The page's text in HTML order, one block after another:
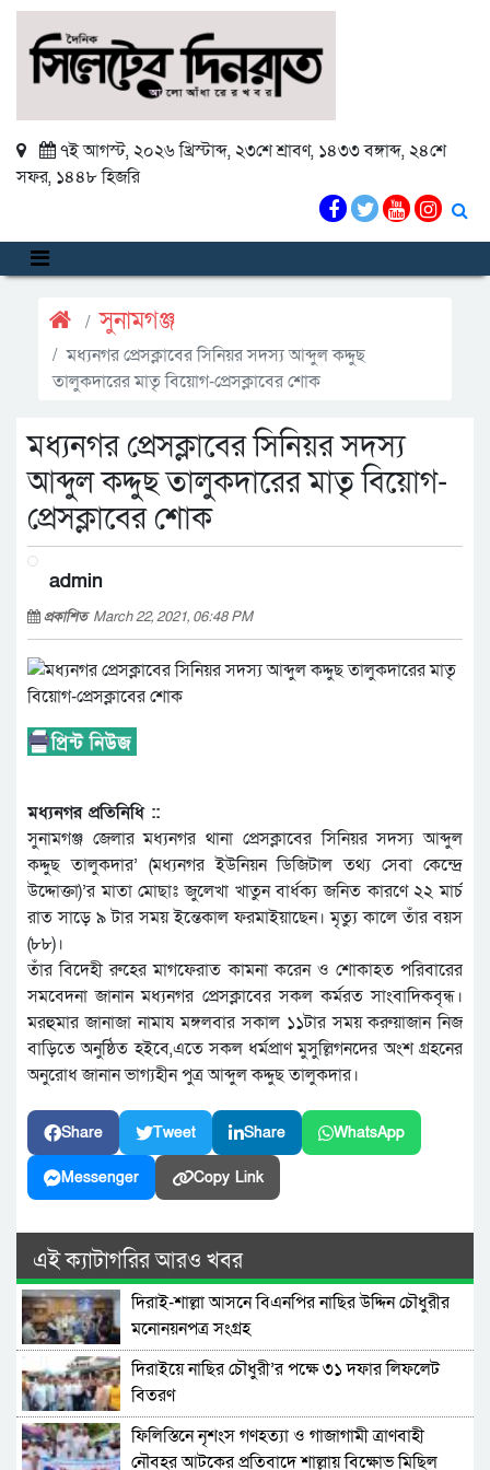
৭ই আগস্ট, ২০২৬ খ্রিস্টাব্দ, ২৩শে শ্রাবণ, ১৪৩৩ বঙ্গাব্দ, ২৪শে
সফর, ১৪৪৮ হিজরি
সুনামগঞ্জ
মধ্যনগর প্রেসক্লাবের সিনিয়র সদস্য আব্দুল কদ্দুছ
তালুকদারের মাতৃ বিয়োগ-প্রেসক্লাবের শোক
মধ্যনগর প্রেসক্লাবের সিনিয়র সদস্য
আব্দুল কদ্দুছ তালুকদারের মাতৃ বিয়োগ-
প্রেসক্লাবের শোক
admin
প্রকাশিত March 22, 2021, 06:48 PM
মধ্যনগর প্রতিনিধি ::
সুনামগঞ্জ জেলার মধ্যনগর থানা প্রেসক্লাবের সিনিয়র সদস্য আব্দুল
কদ্দুছ তালুকদার’ (মধ্যনগর ইউনিয়ন ডিজিটাল তথ্য সেবা কেন্দ্রে
উদ্দোক্তা)’র মাতা মোছাঃ জুলেখা খাতুন বার্ধক্য জনিত কারণে ২২ মার্চ
রাত সাড়ে ৯ টার সময় ইন্তেকাল ফরমাইয়াছেন। মৃত্যু কালে তাঁর বয়স
(৮৮)।
তাঁর বিদেহী রুহের মাগফেরাত কামনা করেন ও শোকাহত পরিবারের
সমবেদনা জানান মধ্যনগর প্রেসক্লাবের সকল কর্মরত সাংবাদিকবৃন্ধ।
মরহুমার জানাজা নামায মঙ্গলবার সকাল ১১টার সময় করুয়াজান নিজ
বাড়িতে অনুষ্ঠিত হইবে,এতে সকল ধর্মপ্রাণ মুসুল্লিগনদের অংশ গ্রহনের
অনুরোধ জানান ভাগ্যহীন পুত্র আব্দুল কদ্দুছ তালুকদার।
Share Tweet Share WhatsApp
Messenger Copy Link
এই ক্যাটাগরির আরও খবর
দিরাই-শাল্লা আসনে বিএনপির নাছির উদ্দিন চৌধুরীর
মনোনয়নপত্র সংগ্রহ
দিরাইয়ে নাছির চৌধুরী’র পক্ষে ৩১ দফার লিফলেট
বিতরণ
ফিলিস্তিনে নৃশংস গণহত্যা ও গাজাগামী ত্রাণবাহী
নৌবহর আটকের প্রতিবাদে শাল্লায় বিক্ষোভ মিছিল